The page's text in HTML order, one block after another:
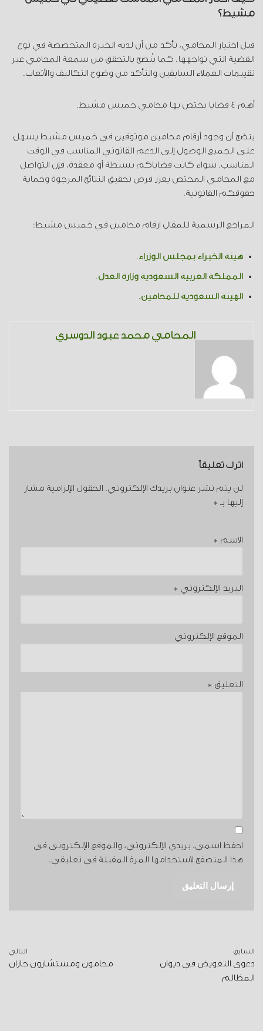
مشيط؟
قبل اختيار المحامي، تأكد من أن لديه الخبرة المتخصصة في نوع
القضية التي تواجهها. كما يُنصح بالتحقق من سمعة المحامي عبر
تقييمات العملاء السابقين والتأكد من وضوح التكاليف والأتعاب.
أهم 4 قضايا يختص بها محامي خميس مشيط.
يتضح أن وجود أرقام محامين موثوقين في خميس مشيط يسهل
على الجميع الوصول إلى الدعم القانوني المناسب في الوقت
المناسب. سواء كانت قضاياكم بسيطة أو معقدة، فإن التواصل
مع المحامي المختص يعزز فرص تحقيق النتائج المرجوة وحماية
حقوقكم القانونية.
المراجع الرسمية للمقال ارقام محامين في خميس مشيط:
هيئة الخبراء بمجلس الوزراء.
المملكة العربية السعودية وزارة العدل.
الهيئة السعودية للمحامين.
المحامي محمد عبود الدوسري
اترك تعليقاً
لن يتم نشر عنوان بريدك الإلكتروني. الحقول الإلزامية مشار
إليها بـ *
الاسم *
البريد الإلكتروني *
الموقع الإلكتروني
التعليق *
احفظ اسمي، بريدي الإلكتروني، والموقع الإلكتروني في
هذا المتصفح لاستخدامها المرة المقبلة في تعليقي.
السابق
دعوى التعويض في ديوان
المظالم
التالي
محامون ومستشارون جازان